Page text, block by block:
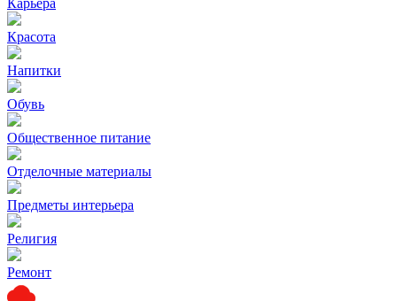
Красота
Напитки
Обувь
Общественное питание
Отделочные материалы
Предметы интерьера
Религия
Ремонт